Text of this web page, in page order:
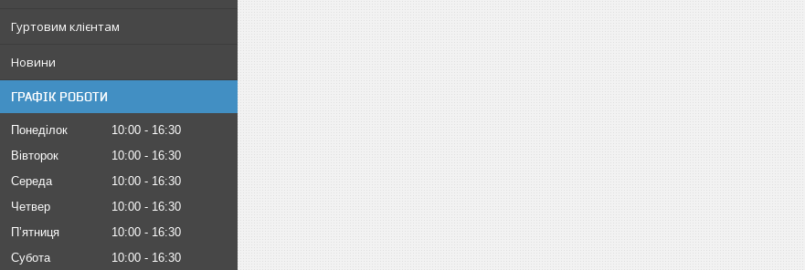
Гуртовим клієнтам
Новини
ГРАФІК РОБОТИ
Понеділок 10:00
16:30
Вівторок
10:00
16:30
Середа
10:00
16:30
Четвер
10:00
16:30
Пʼятниця
10:00
16:30
Субота
10:00
16:30